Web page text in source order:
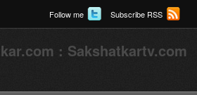
Follow me Subscribe RSS
: Sakshatkartv.com